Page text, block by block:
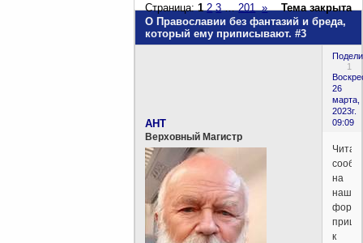
О Православии без фантазий и бреда,
который ему приписывают. #3
Страница:1 2 3 … 201 » Тема закрыта
1
26
марта,
2023г.
09:09
AHT
Верховный Магистр
Читая
на
нашем
к